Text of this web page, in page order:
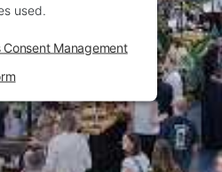
used.
Consent Management